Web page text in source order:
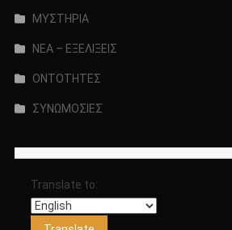
ΜΥΣΤΗΡΙΑ
ΝΕΑ – ΕΞΕΛΙΞΕΙΣ
ΟΝΤΟΤΗΤΕΣ
ΣΥΝΩΜΟΣΙΕΣ
Translate to: